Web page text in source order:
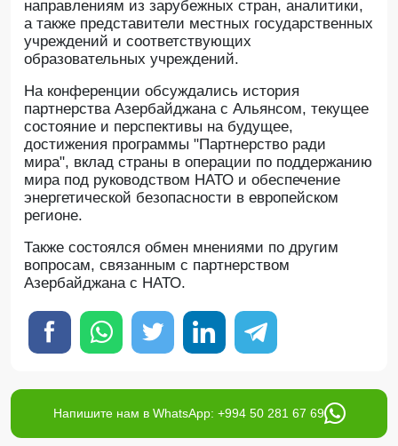
направлениям из зарубежных стран, аналитики,
а также представители местных государственных
учреждений и соответствующих
образовательных учреждений.
На конференции обсуждались история
партнерства Азербайджана с Альянсом, текущее
состояние и перспективы на будущее,
достижения программы "Партнерство ради
мира", вклад страны в операции по поддержанию
мира под руководством НАТО и обеспечение
энергетической безопасности в европейском
регионе.
Также состоялся обмен мнениями по другим
вопросам, связанным с партнерством
Азербайджана с НАТО.
Напишите нам в WhatsApp: +994 50 281 67 69